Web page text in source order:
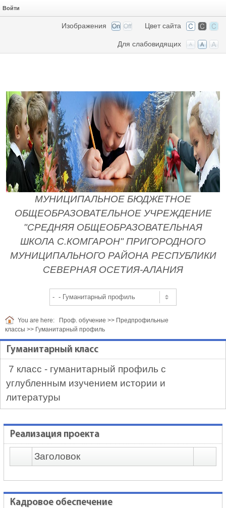
Войти
Цвет сайта
Изображения
Для слабовидящих
МУНИЦИПАЛЬНОЕ БЮДЖЕТНОЕ
ОБЩЕОБРАЗОВАТЕЛЬНОЕ УЧРЕЖДЕНИЕ
"СРЕДНЯЯ ОБЩЕОБРАЗОВАТЕЛЬНАЯ
ШКОЛА С.КОМГАРОН" ПРИГОРОДНОГО
МУНИЦИПАЛЬНОГО РАЙОНА РЕСПУБЛИКИ
СЕВЕРНАЯ ОСЕТИЯ-АЛАНИЯ
You are here: Проф. обучение >> Предпрофильные
классы >> Гуманитарный профиль
Гуманитарный класс
7 класс - гуманитарный профиль с
углубленным изучением истории и
литературы
Реализация проекта
Заголовок
Кадровое обеспечение